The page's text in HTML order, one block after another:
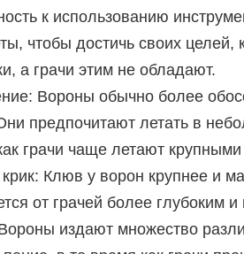
к использованию
чтобы достичь своих целей,
а грачи этим не обладают.
Вороны обычно более
предпочитают летать в
грачи чаще летают
Клюв у ворон крупнее и
от грачей более глубоким
издают множество